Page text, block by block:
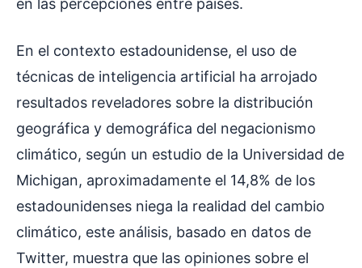
en las percepciones entre países.
En el contexto estadounidense, el uso de
técnicas de inteligencia artificial ha arrojado
resultados reveladores sobre la distribución
geográfica y demográfica del negacionismo
climático, según un estudio de la Universidad de
Michigan, aproximadamente el 14,8% de los
estadounidenses niega la realidad del cambio
climático, este análisis, basado en datos de
Twitter, muestra que las opiniones sobre el